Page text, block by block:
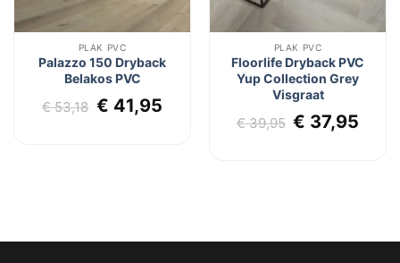
PLAK PVC
Palazzo 150 Dryback
Belakos PVC
€53,18 Oorspronkelijke
prijs
€ 41,95Huidige
PLAK PVC
Floorlife Dryback PVC
Yup Collection Grey
Visgraat
€39,95
prijs
€ 37,95